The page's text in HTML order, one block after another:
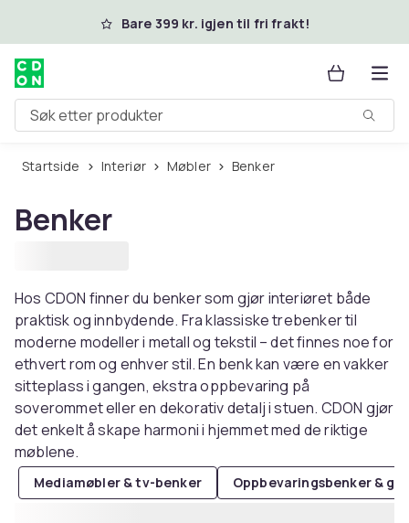
Hopp til hovedinnholdBare 399 kr. igjen til fri frakt!
Søk etter produkter
Startside Interiør Møbler Benker
Benker
Hos CDON finner du benker som gjør interiøret både
praktisk og innbydende. Fra klassiske trebenker til
moderne modeller i metall og tekstil – det finnes noe for
ethvert rom og enhver stil. En benk kan være en vakker
sitteplass i gangen, ekstra oppbevaring på
soverommet eller en dekorativ detalj i stuen. CDON gjør
det enkelt å skape harmoni i hjemmet med de riktige
møblene.
Mediamøbler & tv-benker Oppbevaringsbenker &